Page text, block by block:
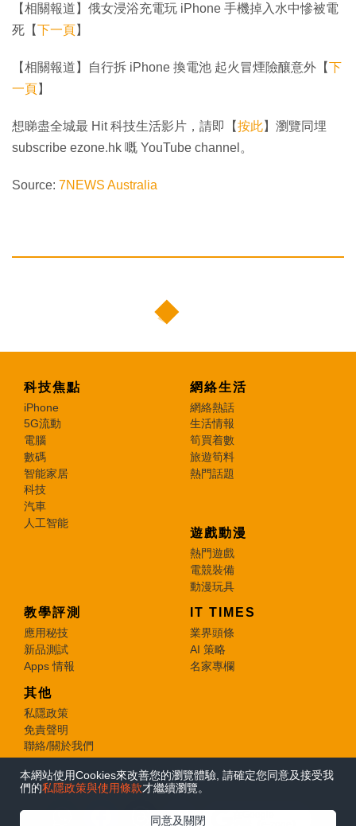
本網站使用Cookies來改善您的瀏覽體驗, 請確定您同意及接受我
們的私隱政策與使用條款才繼續瀏覽。
同意及關閉
【相關報道】俄女浸浴充電玩 iPhone 手機掉入水中慘被電
死【下一頁】
【相關報道】自行拆 iPhone 換電池 起火冒煙險釀意外【下
一頁】
想睇盡全城最 Hit 科技生活影片，請即【按此】瀏覽同埋
subscribe ezone.hk 嘅 YouTube channel。
Source: 7NEWS Australia
科技焦點
iPhone
5G流動
電腦
數碼
智能家居
科技
汽車
人工智能
網絡生活
網絡熱話
生活情報
筍買着數
旅遊筍料
熱門話題
遊戲動漫
熱門遊戲
電競裝備
動漫玩具
教學評測
應用秘技
新品測試
Apps 情報
IT TIMES
業界頭條
AI 策略
名家專欄
其他
私隱政策
免責聲明
聯絡/關於我們
© 2026 e-zone. All Rights Reserved.